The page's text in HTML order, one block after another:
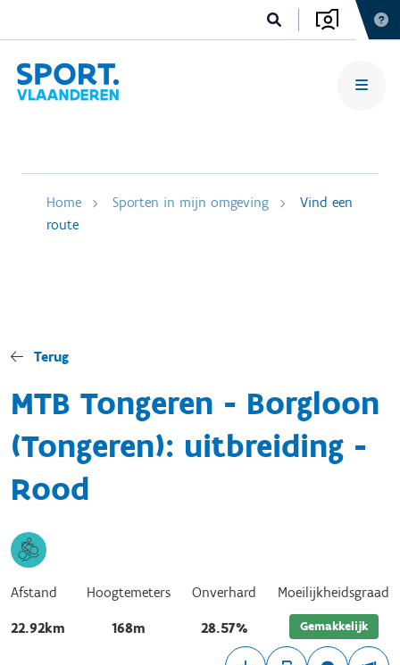
Home Sporten in mijn omgeving
Vind een
route
Terug
MTB Tongeren - Borgloon
(Tongeren): uitbreiding -
Rood
Afstand
22.92km
Hoogtemeters
168m
Onverhard
28.57%
Moeilijkheidsgraad
Gemakkelijk